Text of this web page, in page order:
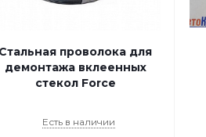
Стальная проволока для
демонтажа вклеенных
стекол Force
Есть в наличии